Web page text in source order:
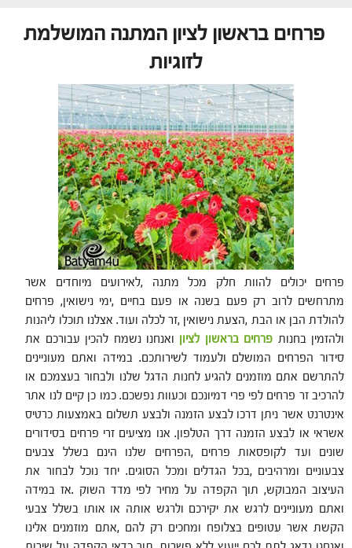
פרחים בראשון לציון המתנה המושלמת
לזוגיות
פרחים יכולים להוות חלק מכל מתנה ,לאירועים מיוחדים אשר
מתרחשים לרוב רק פעם בשנה או פעם בחיים ,ימי נישואין, פרחים
להולדת הבן או הבת ,הצעת נישואין ,זר לכלה ועוד. אצלנו תוכלו ליהנות
ולהזמין בחנות פרחים בראשון לציון ואנחנו נשמח להכין עבורכם את
סידור הפרחים המושלם ולעמוד לשירותכם. במידה ואתם מעוניינים
להתרשם אתם מוזמנים להגיע לחנות הדגל שלנו ולבחור בעצמכם או
להרכיב זר פרחים לפי פרי דמיונכם וכעוות נפשכם. כמו כן קיים לנו אתר
אינטרנט אשר ניתן דרכו לבצע הזמנה ולבצע תשלום באמצעות כרטיס
אשראי או לבצע הזמנה דרך הטלפון. אנו מציעים זרי פרחים בסידורים
שונים ועד לקופסאות פרחים ,הפרחים שלנו הינם בשלל צבעים
צבעוניים ומרהיבים ,בכל הגדלים ומכל הסוגים. יחד נוכל לבחור את
העיצוב המבוקש, תוך הקפדה על מחיר לפי מדד השוק .אז במידה
ואתם מעוניינים לרגש את יקירכם ולרגש אותה או אותו בשלל צבעי
הקשת אשר עטופים בצלופח ומחכים רק להם ,אתם מוזמנים אלינו